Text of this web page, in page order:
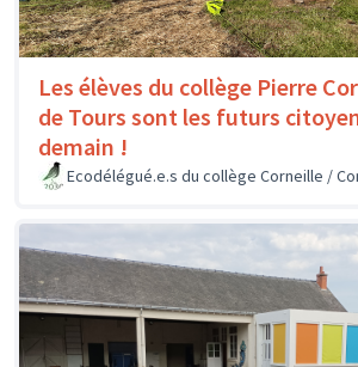
Les élèves du collège Pierre
de Tours sont les futurs
demain !
Ecodélégué.e.s du collège Corneille /